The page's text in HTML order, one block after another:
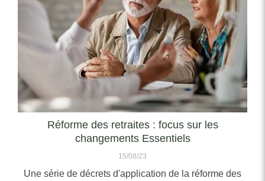
Réforme des retraites : focus sur les
changements Essentiels
15/08/23
Une série de décrets d'application de la réforme des